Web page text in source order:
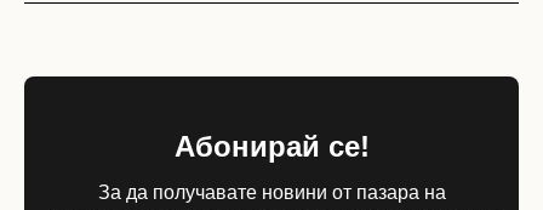
Абонирай се!
За да получавате новини от пазара на